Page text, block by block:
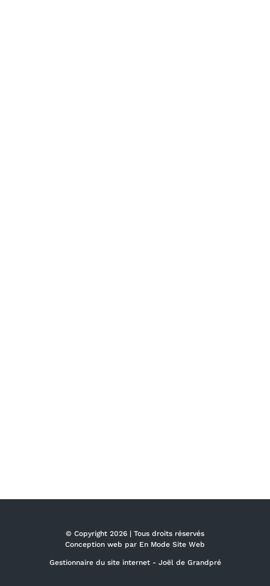
© Copyright 2026 | Tous droits réservés
Conception web par En Mode Site Web
Gestionnaire du site internet - Joël de Grandpré